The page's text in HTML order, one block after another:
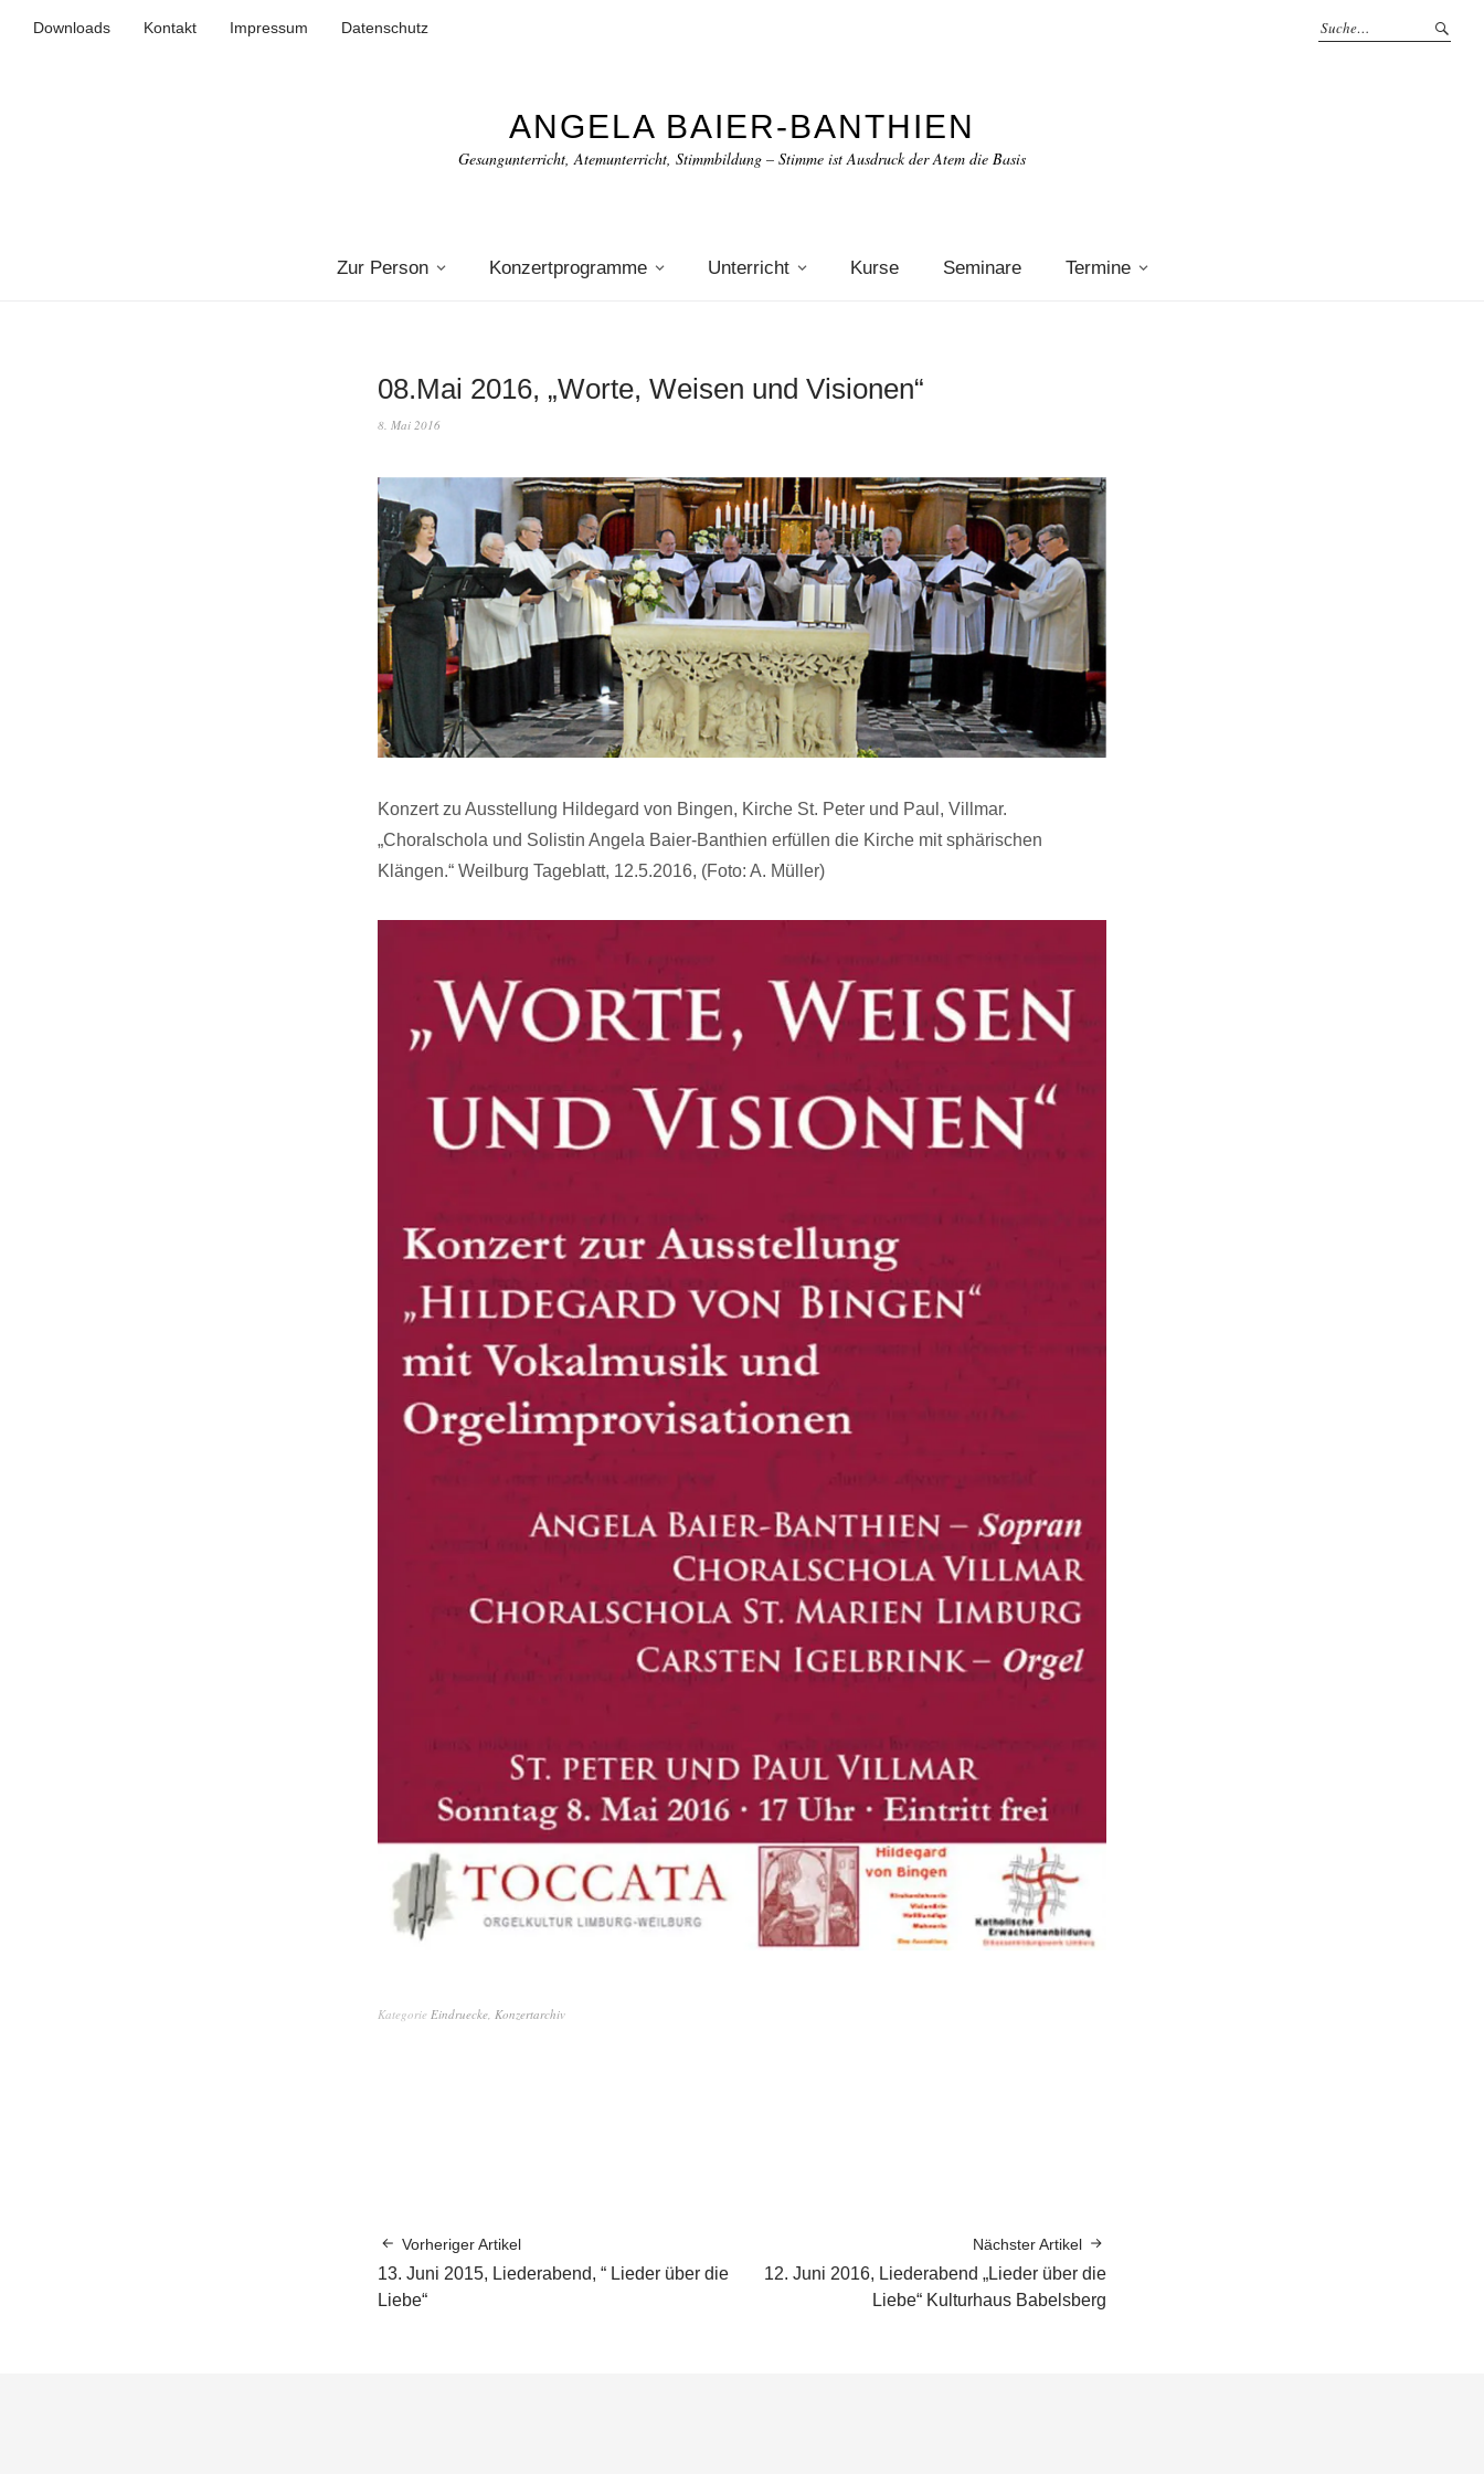
Downloads Kontakt Impressum Datenschutz
ANGELA BAIER-BANTHIEN
Gesangunterricht, Atemunterricht, Stimmbildung – Stimme ist Ausdruck der Atem die Basis
Zur Person Konzertprogramme Unterricht Kurse Seminare Termine
08.Mai 2016, „Worte, Weisen und Visionen“
8. Mai 2016
Konzert zu Ausstellung Hildegard von Bingen, Kirche St. Peter und Paul, Villmar.
„Choralschola und Solistin Angela Baier-Banthien erfüllen die Kirche mit sphärischen
Klängen.“ Weilburg Tageblatt, 12.5.2016, (Foto: A. Müller)
Kategorie Eindruecke Konzertarchiv
Vorheriger Artikel
13. Juni 2015, Liederabend, “ Lieder über die
Liebe“
Nächster Artikel
12. Juni 2016, Liederabend „Lieder über die
Liebe“ Kulturhaus Babelsberg